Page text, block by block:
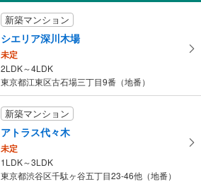
建物面積 -
西武池袋線 「豊島園」駅 徒歩1分
新築マンション
シエリア深川木場
未定
2LDK～4LDK
東京都江東区古石場三丁目9番（地番）
新築マンション
アトラス代々木
未定
1LDK～3LDK
東京都渋谷区千駄ヶ谷五丁目23-46他（地番）